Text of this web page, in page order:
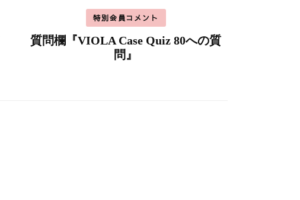
特別会員コメント
質問欄『VIOLA Case Quiz 80への質
問』